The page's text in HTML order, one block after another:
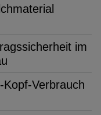
im
Verbrauch